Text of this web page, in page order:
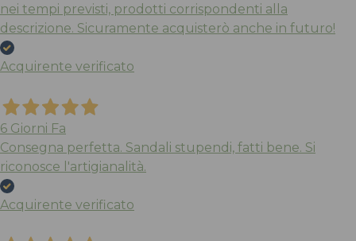
nei tempi previsti, prodotti corrispondenti alla
descrizione. Sicuramente acquisterò anche in futuro!
Acquirente verificato
6 Giorni Fa
Consegna perfetta. Sandali stupendi, fatti bene. Si
riconosce l'artigianalità.
Acquirente verificato